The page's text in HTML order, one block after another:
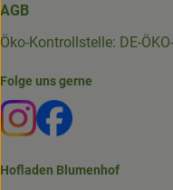
AGB
Öko-Kontrollstelle: DE-
Folge uns gerne
Externer Link zu
Externer Link
Hofladen Blumenhof